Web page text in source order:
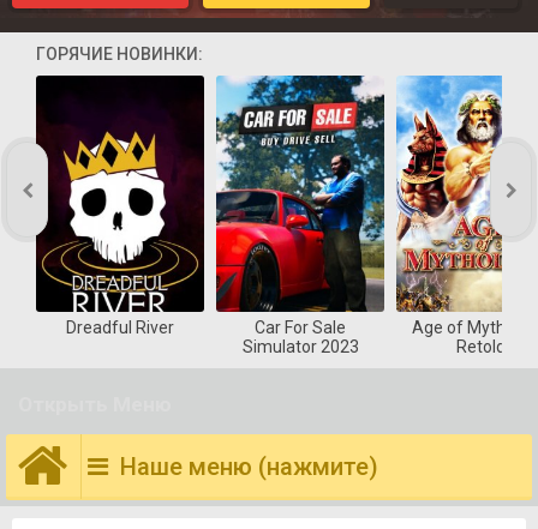
ГОРЯЧИЕ НОВИНКИ:
Dreadful River
Car For Sale
Simulator 2023
Age of
Retold
Наше меню (нажмите)